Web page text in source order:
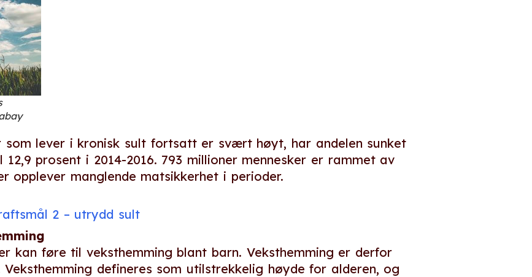
som lever i kronisk sult fortsatt er svært høyt, har andelen sunket
prosent i 2014-2016. 793 millioner mennesker er rammet av
opplever manglende matsikkerhet i perioder.
2 – utrydd sult
kan føre til veksthemming blant barn. Veksthemming er derfor
defineres som utilstrekkelig høyde for alderen, og